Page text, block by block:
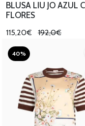
BLUSA LIU JO AZUL
FLORES
115,20€ 192,0€
40%